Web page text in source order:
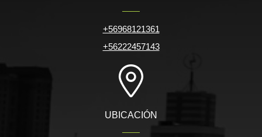
+56968121361
+56222457143
UBICACIÓN